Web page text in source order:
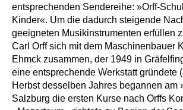
entsprechenden Sendereihe: »Orff-
Kinder«. Um die dadurch steigende
geeigneten Musikinstrumenten erfüllen
Carl Orff sich mit dem Maschinenbauer
Ehmck zusammen, der 1949 in
eine entsprechende Werkstatt gründete
Herbst desselben Jahres begannen am
Salzburg die ersten Kurse nach Orffs